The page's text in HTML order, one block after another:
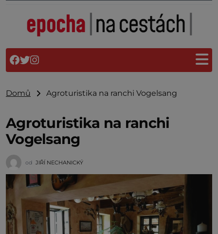
Domů Agroturistika na ranchi Vogelsang
Agroturistika na ranchi
Vogelsang
od JIŘÍ NECHANICKÝ